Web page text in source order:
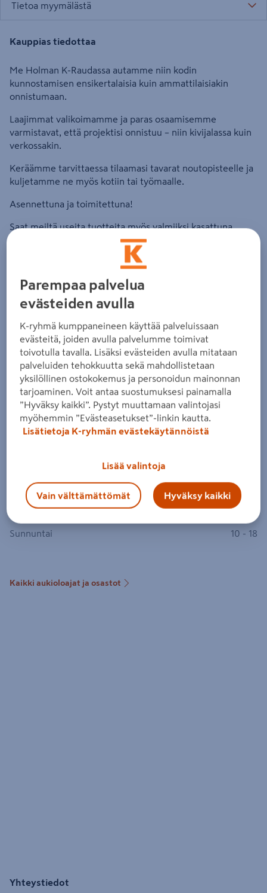
Tietoa myymälästä
Kauppias tiedottaa
Me Holman K-Raudassa autamme niin kodin
kunnostamisen ensikertalaisia kuin ammattilaisiakin
onnistumaan.
Laajimmat valikoimamme ja paras osaamisemme
varmistavat, että projektisi onnistuu – niin kivijalassa kuin
verkossakin.
Keräämme tarvittaessa tilaamasi tavarat noutopisteelle ja
kuljetamme ne myös kotiin tai työmaalle.
Asennettuna ja toimitettuna!
Saat meiltä useita tuotteita myös valmiiksi kasattuna,
asennettuna ja kotiintoimitettuna.
Esimerkiksi kiukaan asennustyö alk. 79€, grillin
50€
Lämpimästi tervetuloa Holman K-Rautaan!
Terveisin kauppias Kimmo henkilökuntineen
Myymälän tietosuojaseloste
Myymälän tilaus- ja toimitusehdot
Myymälä
Avoinna tänään: 10 - 18
Maanantai - Perjantai
06:30 - 20
Sunnuntai
10 - 18
Kaikki aukioloajat ja osastot
Yhteystiedot
Parempaa palvelua
evästeiden avulla
K-ryhmä kumppaneineen käyttää palveluissaan
evästeitä, joiden avulla palvelumme toimivat
toivotulla tavalla. Lisäksi evästeiden avulla mitataan
palveluiden tehokkuutta sekä mahdollistetaan
yksilöllinen ostokokemus ja personoidun mainonnan
tarjoaminen. Voit antaa suostumuksesi painamalla
”Hyväksy kaikki”. Pystyt muuttamaan valintojasi
myöhemmin ”Evästeasetukset”-linkin kautta.
Lisätietoja K-ryhmän evästekäytännöistä
Lisää valintoja
Vain välttämättömät Hyväksy kaikki